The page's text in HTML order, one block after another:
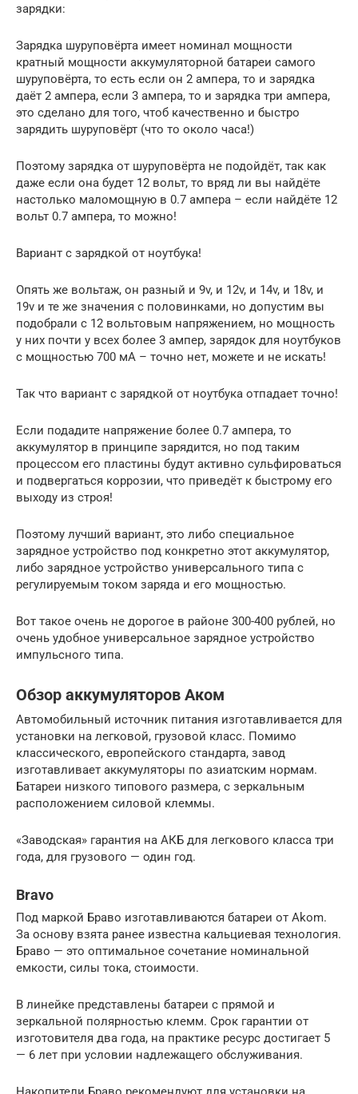
зарядки:
Зарядка шуруповёрта имеет номинал мощности
кратный мощности аккумуляторной батареи самого
шуруповёрта, то есть если он 2 ампера, то и зарядка
даёт 2 ампера, если 3 ампера, то и зарядка три ампера,
это сделано для того, чтоб качественно и быстро
зарядить шуруповёрт (что то около часа!)
Поэтому зарядка от шуруповёрта не подойдёт, так как
даже если она будет 12 вольт, то вряд ли вы найдёте
настолько маломощную в 0.7 ампера – если найдёте 12
вольт 0.7 ампера, то можно!
Вариант с зарядкой от ноутбука!
Опять же вольтаж, он разный и 9v, и 12v, и 14v, и 18v, и
19v и те же значения с половинками, но допустим вы
подобрали с 12 вольтовым напряжением, но мощность
у них почти у всех более 3 ампер, зарядок для ноутбуков
с мощностью 700 мА – точно нет, можете и не искать!
Так что вариант с зарядкой от ноутбука отпадает точно!
Если подадите напряжение более 0.7 ампера, то
аккумулятор в принципе зарядится, но под таким
процессом его пластины будут активно сульфироваться
и подвергаться коррозии, что приведёт к быстрому его
выходу из строя!
Поэтому лучший вариант, это либо специальное
зарядное устройство под конкретно этот аккумулятор,
либо зарядное устройство универсального типа с
регулируемым током заряда и его мощностью.
Вот такое очень не дорогое в районе 300-400 рублей, но
очень удобное универсальное зарядное устройство
импульсного типа.
Обзор аккумуляторов Аком
Автомобильный источник питания изготавливается для
установки на легковой, грузовой класс. Помимо
классического, европейского стандарта, завод
изготавливает аккумуляторы по азиатским нормам.
Батареи низкого типового размера, с зеркальным
расположением силовой клеммы.
«Заводская» гарантия на АКБ для легкового класса три
года, для грузового — один год.
Bravo
Под маркой Браво изготавливаются батареи от Akom.
За основу взята ранее известна кальциевая технология.
Браво — это оптимальное сочетание номинальной
емкости, силы тока, стоимости.
В линейке представлены батареи с прямой и
зеркальной полярностью клемм. Срок гарантии от
изготовителя два года, на практике ресурс достигает 5
— 6 лет при условии надлежащего обслуживания.